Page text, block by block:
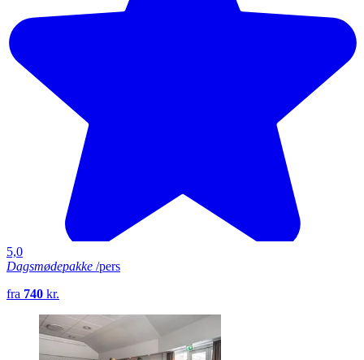
5,0
Dagsmødepakke /pers
fra 740 kr.